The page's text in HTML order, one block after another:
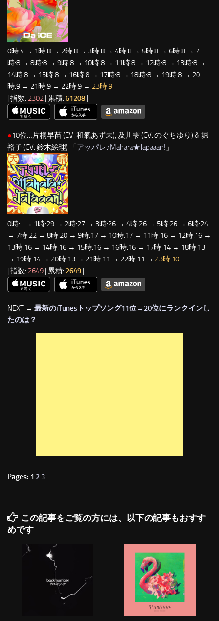
0時:4 → 1時:8 → 2時:8 → 3時:8 → 4時:8 → 5時:8 → 6時:8 → 7
時:8 → 8時:8 → 9時:8 → 10時:8 → 11時:8 → 12時:8 → 13時:8 →
14時:8 → 15時:8 → 16時:8 → 17時:8 → 18時:8 → 19時:8 → 20
時:9 → 21時:9 → 22時:9 → 23時:9
| 指数: 2302 | 累積: 61208 |
●10位…片桐早苗 (CV: 和氣あず未), 及川雫 (CV: のぐちゆり) & 堀
裕子 (CV: 鈴木絵理) 「アッパレ♪Mahara★Japaaan! 」
0時:- → 1時:29 → 2時:27 → 3時:26 → 4時:26 → 5時:26 → 6時:24
→ 7時:22 → 8時:20 → 9時:17 → 10時:17 → 11時:16 → 12時:16 →
13時:16 → 14時:16 → 15時:16 → 16時:16 → 17時:14 → 18時:13
→ 19時:14 → 20時:13 → 21時:11 → 22時:11 → 23時:10
| 指数: 2649 | 累積: 2649 |
NEXT → 最新のiTunesトップソング11位→20位にランクインし
たのは？
Pages: 1 2 3
この記事をご覧の方には、以下の記事もおすす
めです